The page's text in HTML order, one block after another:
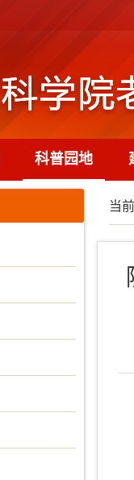
科普园地
当